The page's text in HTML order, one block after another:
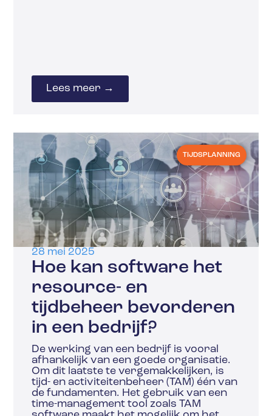
Lees meer →
TIJDSPLANNING
28 mei 2025
Hoe kan software het
resource- en
tijdbeheer bevorderen
in een bedrijf?
De werking van een bedrijf is vooral
afhankelijk van een goede organisatie.
Om dit laatste te vergemakkelijken, is
tijd- en activiteitenbeheer (TAM) één van
de fundamenten. Het gebruik van een
time-management tool zoals TAM